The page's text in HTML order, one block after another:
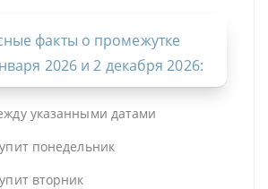
факты о промежутке
2026 и 2 декабря 2026:
указанными датами
понедельник
вторник